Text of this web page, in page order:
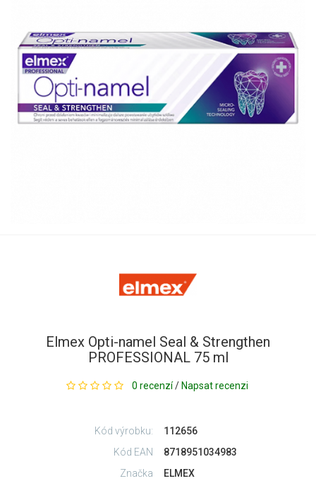
Elmex Opti-namel Seal & Strengthen
PROFESSIONAL 75 ml
0 recenzí / Napsat recenzi
Kód výrobku:
112656
Kód EAN
8718951034983
Značka
ELMEX